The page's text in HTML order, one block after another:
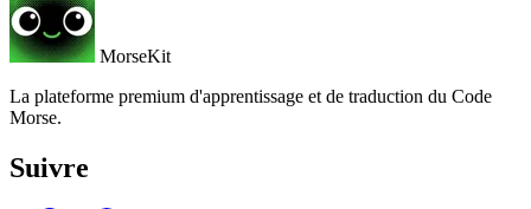
MorseKit
La plateforme premium d'apprentissage et de traduction du Code
Morse.
Suivre